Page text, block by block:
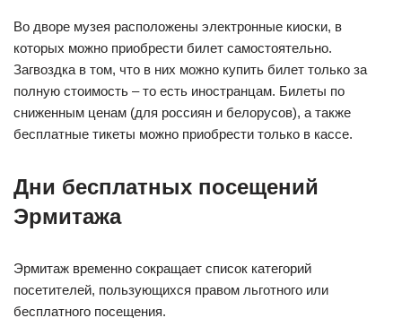
Во дворе музея расположены электронные киоски, в
которых можно приобрести билет самостоятельно.
Загвоздка в том, что в них можно купить билет только за
полную стоимость – то есть иностранцам. Билеты по
сниженным ценам (для россиян и белорусов), а также
бесплатные тикеты можно приобрести только в кассе.
Дни бесплатных посещений
Эрмитажа
Эрмитаж временно сокращает список категорий
посетителей, пользующихся правом льготного или
бесплатного посещения.